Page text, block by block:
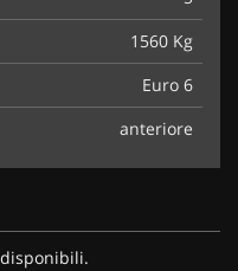
1560 Kg
Euro 6
anteriore